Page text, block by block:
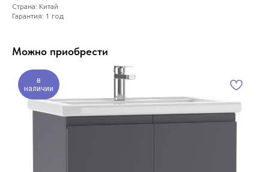
Страна: Китай
Гарантия: 1 год
Можно приобрести
в
наличии